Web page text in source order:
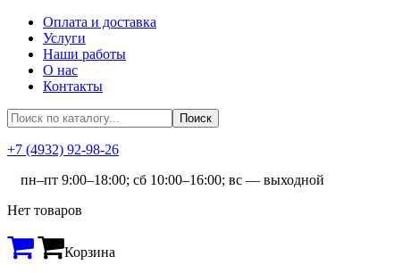
Оплата и доставка
Услуги
Наши работы
О нас
Контакты
+7 (4932) 92-98-26
пн–пт 9:00–18:00; сб 10:00–16:00; вс — выходной
Нет товаров
Корзина